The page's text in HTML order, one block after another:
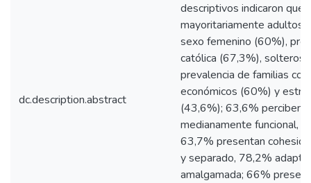
dc.description.abstract
descriptivos indicaron que
mayoritariamente adultos
sexo femenino (60%),
católica (67,3%), solteros
prevalencia de familias
económicos (60%) y
(43,6%); 63,6% perciben
medianamente funcional,
63,7% presentan
y separado, 78,2%
amalgamada; 66%